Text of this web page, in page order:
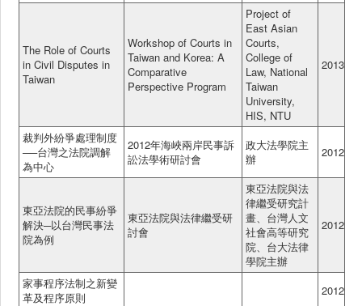
The Role of Courts
in Civil Disputes in
Taiwan
Workshop of Courts in
Taiwan and Korea: A
Comparative
Perspective Program
Project of
East Asian
Courts,
College of
Law, National
Taiwan
University,
HIS, NTU
2013
裁判外紛爭處理制度
──台灣之法院調解
為中心
2012年海峽兩岸民事訴
訟法學術研討會
政大法學院主
辦
2012
東亞法院的民事紛爭
解決─以台灣民事法
院為例
東亞法院與法律繼受研
討會
東亞法院與法
律繼受研究計
畫、台灣人文
社會高等研究
院、台大法律
學院主辦
2012
家事程序法制之新變
革及程序原則
2012